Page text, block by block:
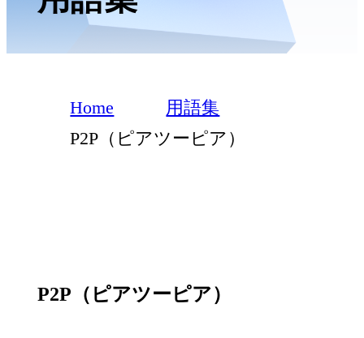
Home
用語集
P2P（ピアツーピア）
P2P（ピアツーピア）